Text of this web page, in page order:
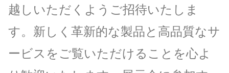
越しいただくようご招待いたしま
す。新しく革新的な製品と高品質なサ
ービスをご覧いただけることを心よ